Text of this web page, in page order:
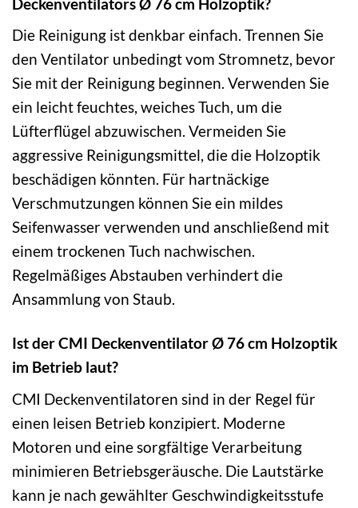
Die Reinigung ist denkbar einfach. Trennen Sie
den Ventilator unbedingt vom Stromnetz, bevor
Sie mit der Reinigung beginnen. Verwenden Sie
ein leicht feuchtes, weiches Tuch, um die
Lüfterflügel abzuwischen. Vermeiden Sie
aggressive Reinigungsmittel, die die Holzoptik
beschädigen könnten. Für hartnäckige
Verschmutzungen können Sie ein mildes
Seifenwasser verwenden und anschließend mit
einem trockenen Tuch nachwischen.
Regelmäßiges Abstauben verhindert die
Ansammlung von Staub.
Ist der CMI Deckenventilator Ø 76 cm Holzoptik
im Betrieb laut?
CMI Deckenventilatoren sind in der Regel für
einen leisen Betrieb konzipiert. Moderne
Motoren und eine sorgfältige Verarbeitung
minimieren Betriebsgeräusche. Die Lautstärke
kann je nach gewählter Geschwindigkeitsstufe